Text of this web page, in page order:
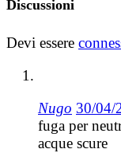
Discussioni
Devi essere
Nugo 30/04/
fuga per
acque scure